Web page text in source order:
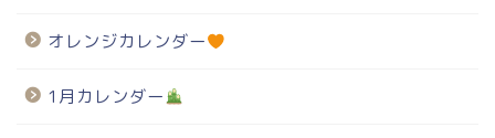
オレンジカレンダー
1月カレンダー